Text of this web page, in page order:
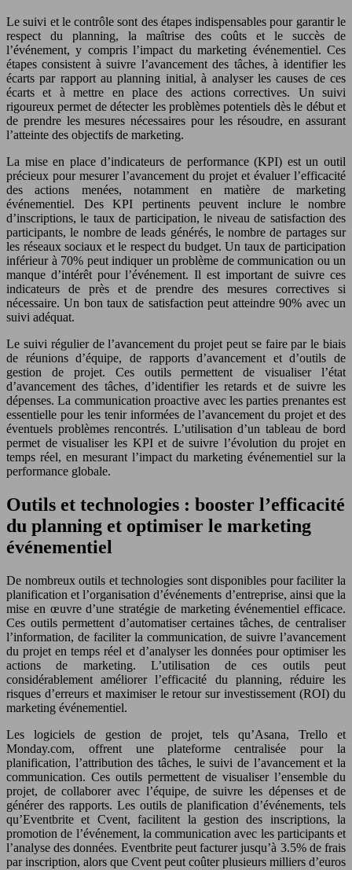
Le suivi et le contrôle sont des étapes indispensables pour garantir le
respect du planning, la maîtrise des coûts et le succès de
l’événement, y compris l’impact du marketing événementiel. Ces
étapes consistent à suivre l’avancement des tâches, à identifier les
écarts par rapport au planning initial, à analyser les causes de ces
écarts et à mettre en place des actions correctives. Un suivi
rigoureux permet de détecter les problèmes potentiels dès le début et
de prendre les mesures nécessaires pour les résoudre, en assurant
l’atteinte des objectifs de marketing.
La mise en place d’indicateurs de performance (KPI) est un outil
précieux pour mesurer l’avancement du projet et évaluer l’efficacité
des actions menées, notamment en matière de marketing
événementiel. Des KPI pertinents peuvent inclure le nombre
d’inscriptions, le taux de participation, le niveau de satisfaction des
participants, le nombre de leads générés, le nombre de partages sur
les réseaux sociaux et le respect du budget. Un taux de participation
inférieur à 70% peut indiquer un problème de communication ou un
manque d’intérêt pour l’événement. Il est important de suivre ces
indicateurs de près et de prendre des mesures correctives si
nécessaire. Un bon taux de satisfaction peut atteindre 90% avec un
suivi adéquat.
Le suivi régulier de l’avancement du projet peut se faire par le biais
de réunions d’équipe, de rapports d’avancement et d’outils de
gestion de projet. Ces outils permettent de visualiser l’état
d’avancement des tâches, d’identifier les retards et de suivre les
dépenses. La communication proactive avec les parties prenantes est
essentielle pour les tenir informées de l’avancement du projet et des
éventuels problèmes rencontrés. L’utilisation d’un tableau de bord
permet de visualiser les KPI et de suivre l’évolution du projet en
temps réel, en mesurant l’impact du marketing événementiel sur la
performance globale.
Outils et technologies : booster l’efficacité
du planning et optimiser le marketing
événementiel
De nombreux outils et technologies sont disponibles pour faciliter la
planification et l’organisation d’événements d’entreprise, ainsi que la
mise en œuvre d’une stratégie de marketing événementiel efficace.
Ces outils permettent d’automatiser certaines tâches, de centraliser
l’information, de faciliter la communication, de suivre l’avancement
du projet en temps réel et d’analyser les données pour optimiser les
actions de marketing. L’utilisation de ces outils peut
considérablement améliorer l’efficacité du planning, réduire les
risques d’erreurs et maximiser le retour sur investissement (ROI) du
marketing événementiel.
Les logiciels de gestion de projet, tels qu’Asana, Trello et
Monday.com, offrent une plateforme centralisée pour la
planification, l’attribution des tâches, le suivi de l’avancement et la
communication. Ces outils permettent de visualiser l’ensemble du
projet, de collaborer avec l’équipe, de suivre les dépenses et de
générer des rapports. Les outils de planification d’événements, tels
qu’Eventbrite et Cvent, facilitent la gestion des inscriptions, la
promotion de l’événement, la communication avec les participants et
l’analyse des données. Eventbrite peut facturer jusqu’à 3.5% de frais
par inscription, alors que Cvent peut coûter plusieurs milliers d’euros